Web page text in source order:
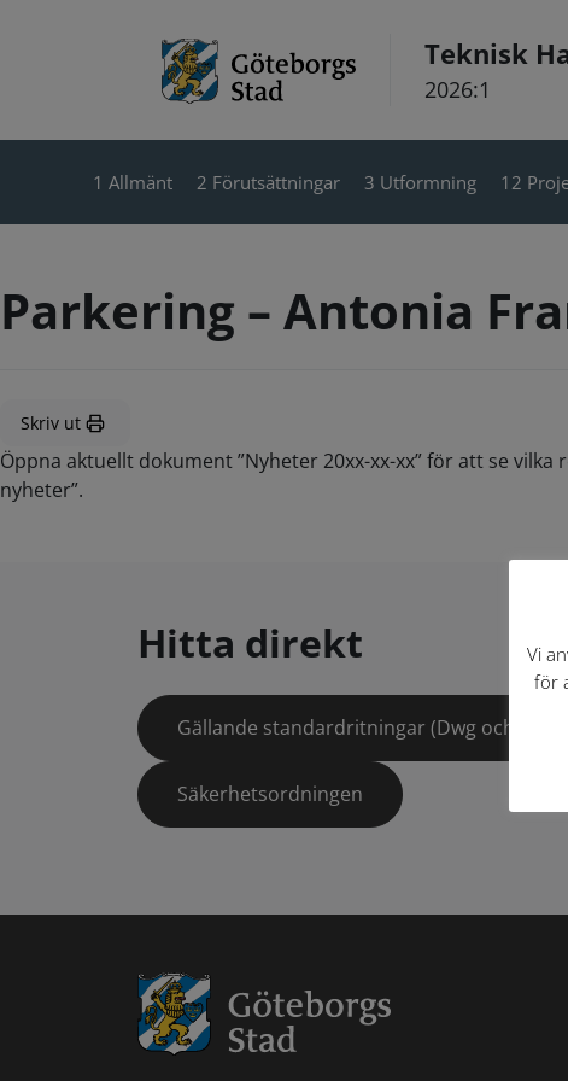
Teknisk
2026:1
1 Allmänt 2 Förutsättningar 3 Utformning 12
Parkering – Antonia
Skriv ut
Öppna aktuellt dokument ”Nyheter 20xx-xx-xx” för att se
nyheter”.
Hitta direkt
Gällande standardritningar (Dwg och pdf)
Säkerhetsordningen
Vi
för